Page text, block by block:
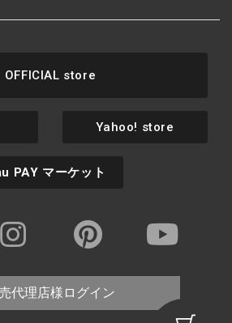
OFFICIAL store
Yahoo! store
PAY マーケット
代理店様ログイン